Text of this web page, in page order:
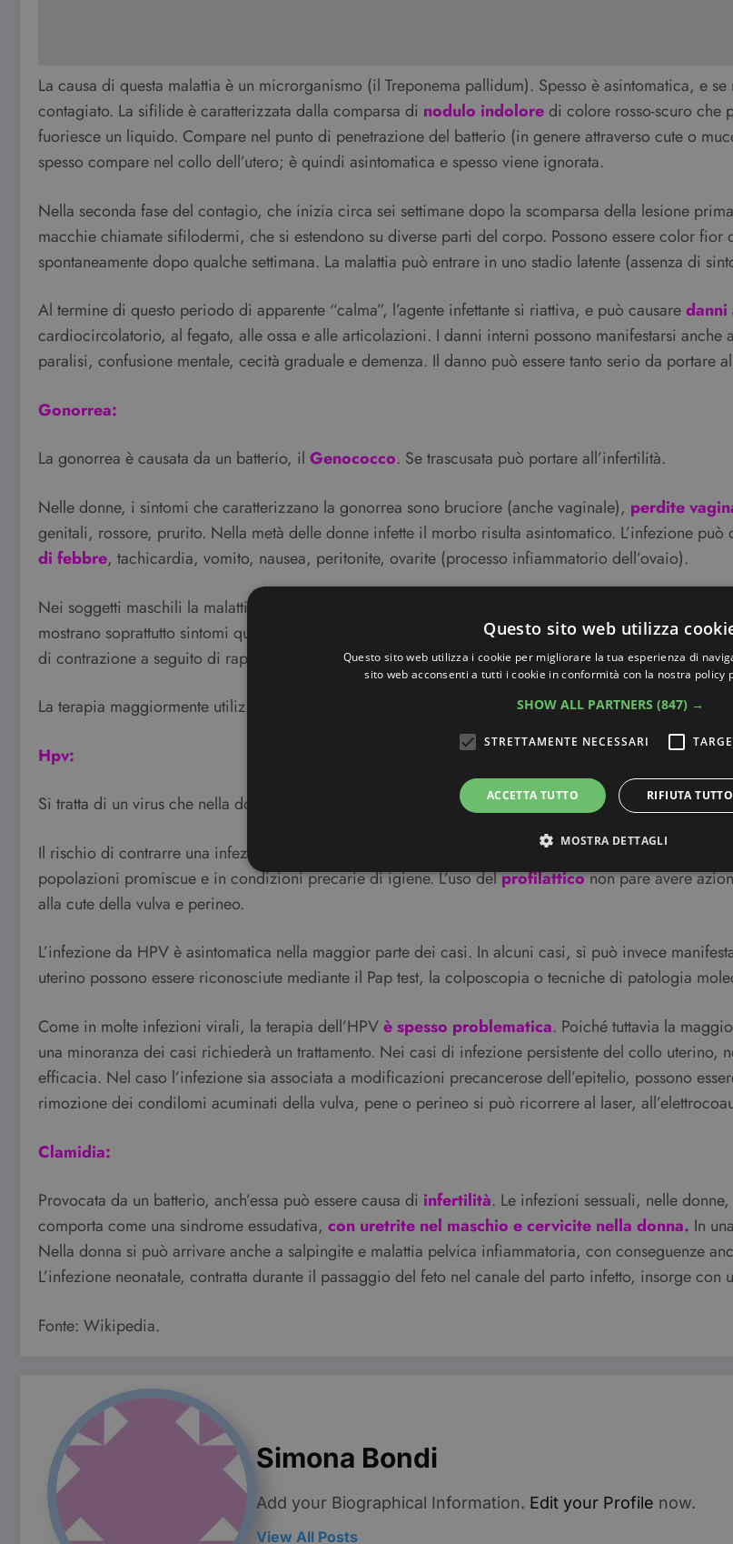
La causa di questa malattia è un microrganismo (il Treponema pallidum). Spesso è asintomatica, e
contagiato. La sifilide è caratterizzata dalla comparsa di nodulo indoloredi colore rosso-scuro che
fuoriesce un liquido. Compare nel punto di penetrazione del batterio (in genere attraverso cute o
spesso compare nel collo dell’utero; è quindi asintomatica e spesso viene ignorata.
Nella seconda fase del contagio, che inizia circa sei settimane dopo la scomparsa della lesione
macchie chiamate sifilodermi, che si estendono su diverse parti del corpo. Possono essere color
spontaneamente dopo qualche settimana. La malattia può entrare in uno stadio latente (assenza di
Al termine di questo periodo di apparente “calma”, l’agente infettante si riattiva, e può causaredanni
cardiocircolatorio, al fegato, alle ossa e alle articolazioni. I danni interni possono manifestarsi
paralisi, confusione mentale, cecità graduale e demenza. Il danno può essere tanto serio da portare
Gonorrea:
La gonorrea è causata da un batterio, il Genococco. Se trascusata può portare all’infertilità.
Nelle donne, i sintomi che caratterizzano la gonorrea sono bruciore (anche vaginale), perdite
genitali, rossore, prurito. Nella metà delle donne infette il morbo risulta asintomatico. L’infezione
di febbre, tachicardia, vomito, nausea, peritonite, ovarite (processo infiammatorio dell’ovaio).
Nei soggetti maschili la malattia, se contratta attraverso rapporti sessuali attivi, si manifesta dopo
mostrano soprattutto sintomi quali la difficoltà nell’emissione di urine. Con assenza di trattamento i
di contrazione a seguito di rapporti anali si può riscontrare l’infezione a livello rettale.
La terapia maggiormente utilizzata è la somministrazione di penicillina, già in uso dal 1970. In
Hpv:
Si tratta di un virus che nella donna viene scoperto attraverso il Pap test.
Il rischio di contrarre una infezione da HPV aumenta con il numero dei partner sessuali, ed è
popolazioni promiscue e in condizioni precarie di igiene. L’uso delprofilatticonon pare avere
alla cute della vulva e perineo.
L’infezione da HPV è asintomatica nella maggior parte dei casi. In alcuni casi, si può invece
uterino possono essere riconosciute mediante il Pap test, la colposcopia o tecniche di patologia
Come in molte infezioni virali, la terapia dell’HPVè spesso problematica. Poiché tuttavia la
una minoranza dei casi richiederà un trattamento. Nei casi di infezione persistente del collo uterino,
efficacia. Nel caso l’infezione sia associata a modificazioni precancerose dell’epitelio, possono
rimozione dei condilomi acuminati della vulva, pene o perineo si può ricorrere al laser,
Clamidia:
Provocata da un batterio, anch’essa può essere causa di infertilità. Le infezioni sessuali, nelle
comporta come una sindrome essudativa, con uretrite nel maschio e cervicite nella donna. In
Nella donna si può arrivare anche a salpingite e malattia pelvica infiammatoria, con conseguenze
L’infezione neonatale, contratta durante il passaggio del feto nel canale del parto infetto, insorge con
Fonte: Wikipedia.
Simona Bondi
Add your Biographical Information. Edit your Profile now.
View All Posts
Questo sito web utilizza
Questo sito web utilizza i cookie per migliorare la tua esperienza di
sito web acconsenti a tutti i cookie in conformità con la nostra policy
SHOW ALL PARTNERS (847) →
STRETTAMENTE NECESSARI
ACCETTA TUTTO RIFIUTA TUTTO
MOSTRA DETTAGLI
I cookie strettamente necessari consentono le funzionalità principali del sito web come l'accesso
web non può essere utilizzato correttamente senza i cookie strettamente necessari.
Nome
Provider / Dominio Scadenza
Descrizione
beauty.dimmicosacerchi.it
ricordare le preferenze di
che il banner dei cookie di
beauty.dimmicosacerchi.it
Utilizzato su siti realizzati
meno i cookie abilitati
.youtube.com
per i video di Youtube incorporati nei siti;
sito web sta utilizzando la nuova o la
.youtube.com
Questo cookie è impostato da YouTube
video incorporati.